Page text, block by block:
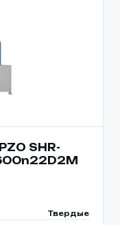
SHR-
Твердые